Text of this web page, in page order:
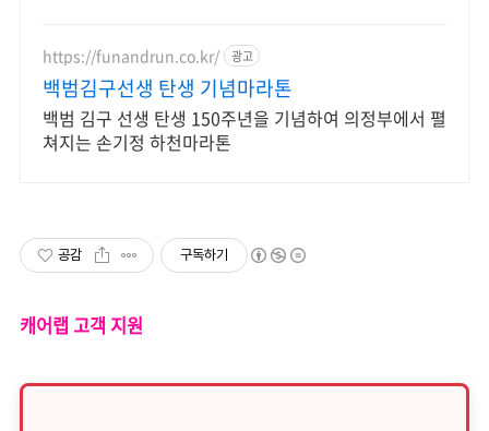
https://funandrun.co.kr/ 광고
백범김구선생 탄생 기념마라톤
백범 김구 선생 탄생 150주년을 기념하여 의정부에서 펼
쳐지는 손기정 하천마라톤
공감 구독하기
캐어랩 고객 지원